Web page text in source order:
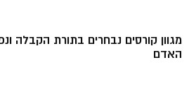
מגוון קורסים נבחרים בתורת הקבלה
האדם